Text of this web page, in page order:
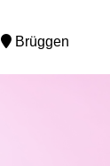
Brüggen